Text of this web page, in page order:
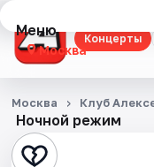
Концерты
Меню
Москва
Концерты
Театр
Ночной режим
Москва Клуб